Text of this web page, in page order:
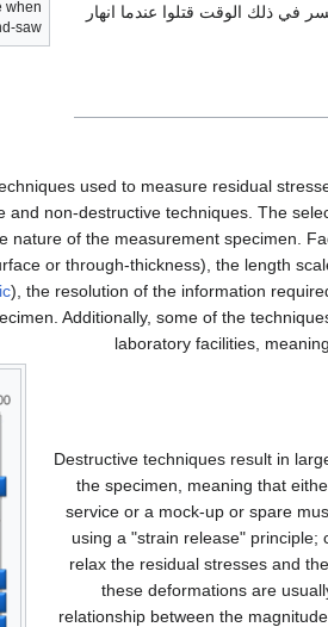
when
saw.
في ذلك الوقت قتلوا عندما انهار
used to measure residual
and non-destructive techniques. The
nature of the measurement specimen.
or through-thickness), the length
), the resolution of the information
Additionally, some of the
laboratory facilities,
Destructive techniques result in
the specimen, meaning that
service or a mock-up or spare
using a "strain release"
relax the residual stresses and
these deformations are
relationship between the